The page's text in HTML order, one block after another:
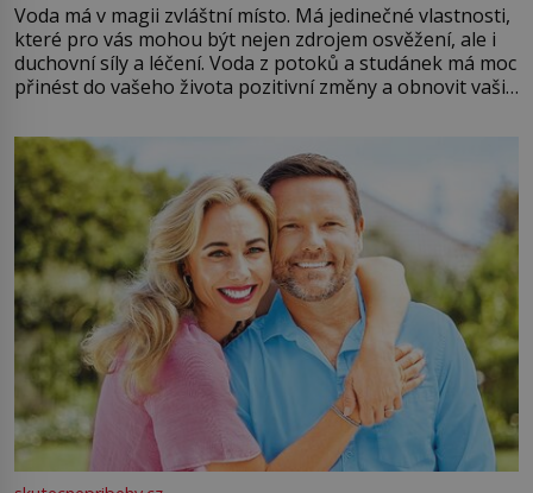
Voda má v magii zvláštní místo. Má jedinečné vlastnosti,
které pro vás mohou být nejen zdrojem osvěžení, ale i
duchovní síly a léčení. Voda z potoků a studánek má moc
přinést do vašeho života pozitivní změny a obnovit vaši
můžete obohatit své rituály a přinést do svého života
větší harmonii a klid. Je důležité